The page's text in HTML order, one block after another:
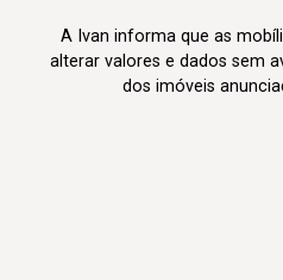
A Ivan informa que as
alterar valores e dados sem
dos imóveis